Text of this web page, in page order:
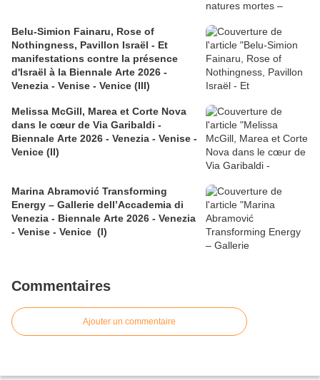
Belu-Simion Fainaru, Rose of
Nothingness, Pavillon Israël - Et
manifestations contre la présence
d'Israël à la Biennale Arte 2026 -
Venezia - Venise - Venice (III)
Melissa McGill, Marea et Corte Nova
dans le cœur de Via Garibaldi -
Biennale Arte 2026 - Venezia - Venise -
Venice (II)
Marina Abramović Transforming
Energy – Gallerie dell’Accademia di
Venezia - Biennale Arte 2026 - Venezia
- Venise - Venice (I)
Commentaires
Ajouter un commentaire